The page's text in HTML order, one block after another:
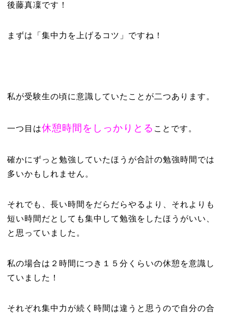
後藤真凜です！
まずは「集中力を上げるコツ」ですね！
私が受験生の頃に意識していたことが二つあります。
一つ目は休憩時間をしっかりとる ことです。
確かにずっと勉強していたほうが合計の勉強時間では
多いかもしれません。
それでも、長い時間をだらだらやるより、それよりも
短い時間だとしても集中して勉強をしたほうがいい、
と思っていました。
私の場合は２時間につき１５分くらいの休憩を意識し
ていました！
それぞれ集中力が続く時間は違うと思うので自分の合